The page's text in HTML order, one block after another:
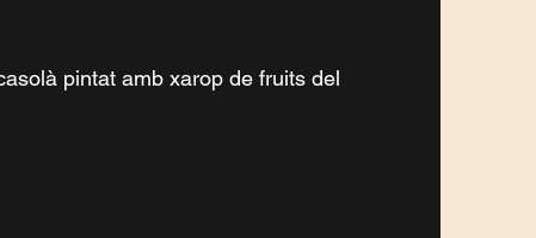
pintat amb xarop de fruits del